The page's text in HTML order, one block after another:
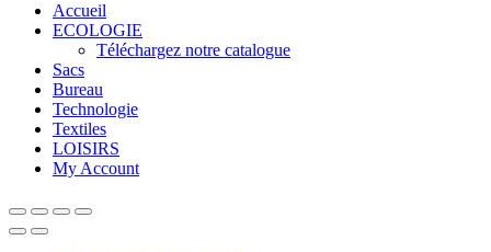
Accueil
ECOLOGIE
Téléchargez notre catalogue
Sacs
Bureau
Technologie
Textiles
LOISIRS
My Account